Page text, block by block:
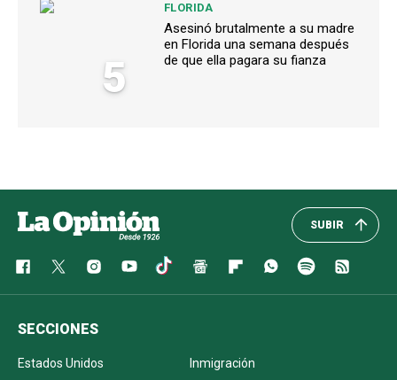
5
FLORIDA
Asesinó brutalmente a su madre
en Florida una semana después
de que ella pagara su fianza
SUBIR
SECCIONES
Estados Unidos
Inmigración